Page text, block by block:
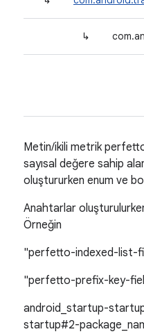
↳
Metin/ikili metrik
sayısal değere sahip
oluştururken enum ve
Anahtarlar
Örneğin
"perfetto-indexed-list-
"perfetto-prefix-key-
android_startup-
startup#2-